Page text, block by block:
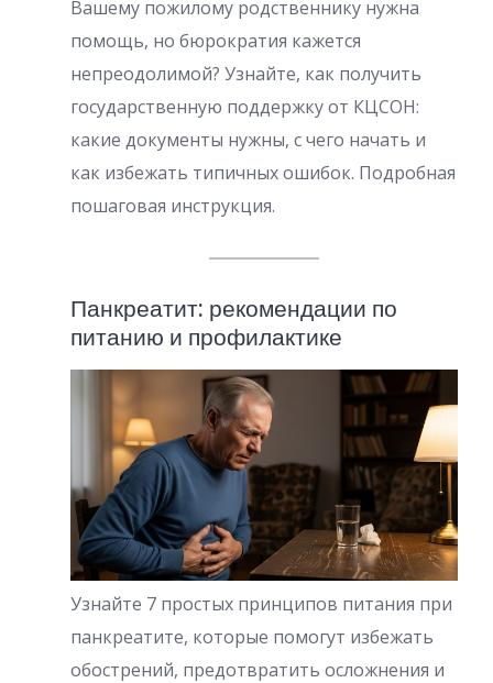
Вашему пожилому родственнику нужна
помощь, но бюрократия кажется
непреодолимой? Узнайте, как получить
государственную поддержку от КЦСОН:
какие документы нужны, с чего начать и
как избежать типичных ошибок. Подробная
пошаговая инструкция.
Панкреатит: рекомендации по
питанию и профилактике
Узнайте 7 простых принципов питания при
панкреатите, которые помогут избежать
обострений, предотвратить осложнения и